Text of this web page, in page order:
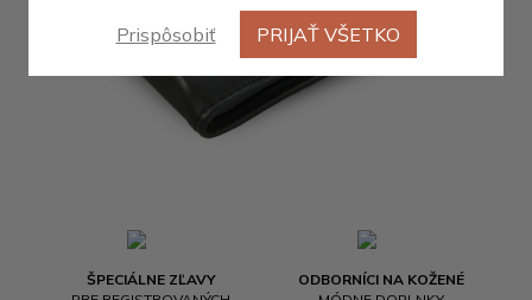
ŠPECIÁLNE ZĽAVY
ODBORNÍCI NA KOŽENÉ
Prispôsobiť PRIJAŤ VŠETKO